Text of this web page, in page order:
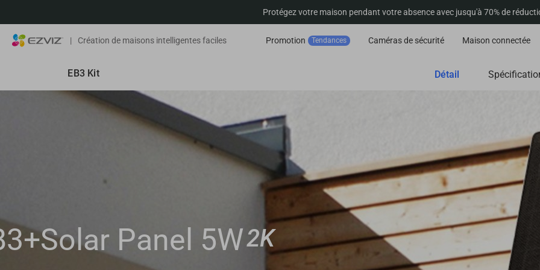
Protégez votre maison pendant votre absence avec jusqu'à 70% de
| Création de maisons intelligentes faciles Promotion Tendances Caméras de sécurité Maison connectée
Détail
EB3 Kit
Panel 5W2K